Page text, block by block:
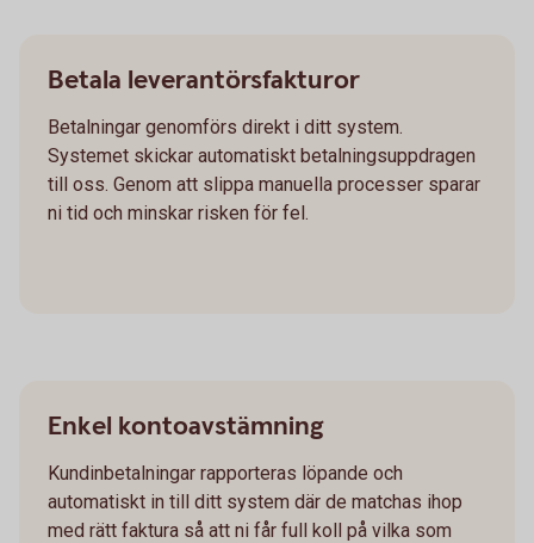
Betala leverantörsfakturor
Betalningar genomförs direkt i ditt system.
Systemet skickar automatiskt betalningsuppdragen
till oss. Genom att slippa manuella processer sparar
ni tid och minskar risken för fel.
Enkel kontoavstämning
Kundinbetalningar rapporteras löpande och
automatiskt in till ditt system där de matchas ihop
med rätt faktura så att ni får full koll på vilka som